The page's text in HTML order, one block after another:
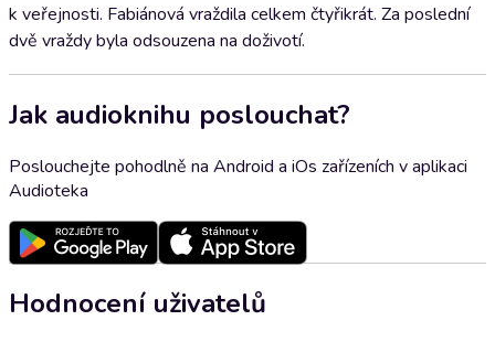
k veřejnosti. Fabiánová vraždila celkem čtyřikrát. Za poslední
dvě vraždy byla odsouzena na doživotí.
Jak audioknihu poslouchat?
Poslouchejte pohodlně na Android a iOs zařízeních v aplikaci
Audioteka
Hodnocení uživatelů